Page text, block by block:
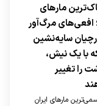
مار‌های
افعی‌های مرگ‌آور
سایه‌نشین
با یک نیش،
را تغییر
مار‌های ایران